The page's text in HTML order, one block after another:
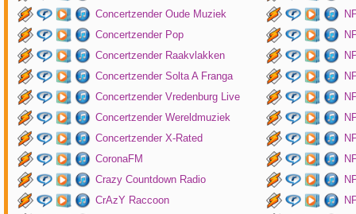
Concertzender Oude Muziek
Concertzender Pop
Concertzender Raakvlakken
Concertzender Solta A Franga
Concertzender Vredenburg Live
Concertzender Wereldmuziek
Concertzender X-Rated
CoronaFM
Crazy Countdown Radio
CrAzY Raccoon